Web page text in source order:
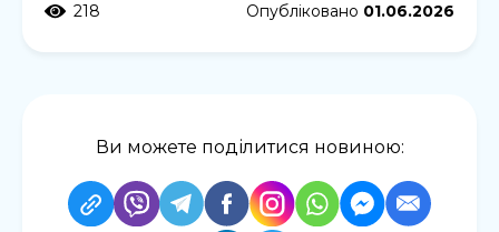
218 Опубліковано 01.06.2026
Ви можете поділитися новиною: